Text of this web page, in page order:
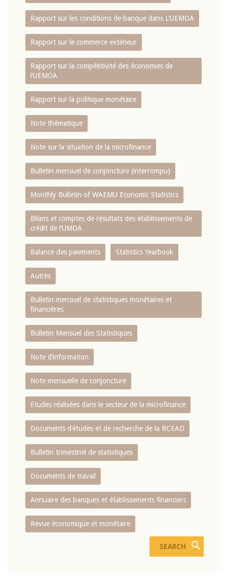
Rapport sur les conditions de banque dans L‘UEMOA
Rapport sur le commerce extérieur
Rapport sur la compétitivité des économies de
l‘UEMOA
Rapport sur la politique monétaire
Note thématique
Note sur la situation de la microfinance
Bulletin mensuel de conjoncture (interrompu)
Monthly Bulletin of WAEMU Economic Statistics
Bilans et comptes de résultats des établissements de
crédit de l‘UMOA
Balance des paiements Statistics Yearbook
Autres
Bulletin mensuel de statistiques monétaires et
financières
Bulletin Mensuel des Statistiques
Note d’information
Note mensuelle de conjoncture
Etudes réalisées dans le secteur de la microfinance
Documents d’études et de recherche de la BCEAO
Bulletin trimestriel de statistiques
Documents de travail
Annuaire des banques et établissements financiers
Revue économique et monétaire